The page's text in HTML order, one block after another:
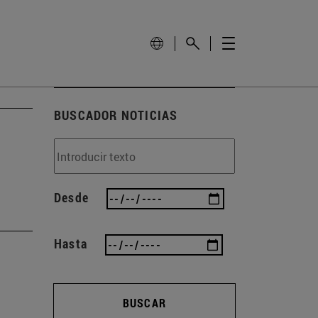
BUSCADOR NOTICIAS
Desde
Hasta
BUSCAR